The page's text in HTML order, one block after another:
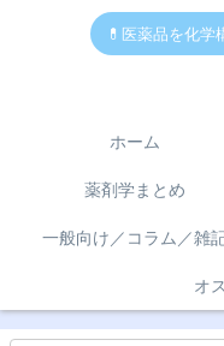
💊医薬品を化学
ホーム
薬剤学まとめ
一般向け／コラム／雑
オ